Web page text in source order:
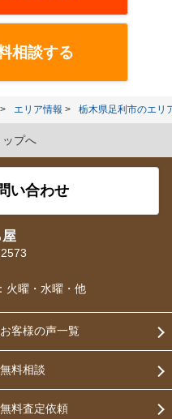
相談する
エリア情報 栃木県足利市のエリ
プへ
い合わせ
火曜・水曜・他
お客様の声一覧
無料相談
無料査定依頼